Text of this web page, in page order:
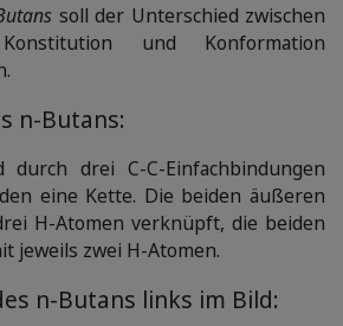
soll der Unterschied zwischen
und Konformation
n-Butans:
durch drei C-C-Einfachbindungen
eine Kette. Die beiden äußeren
H-Atomen verknüpft, die beiden
jeweils zwei H-Atomen.
n-Butans links im Bild: